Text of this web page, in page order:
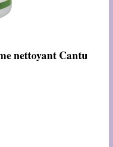
nettoyant Cantu